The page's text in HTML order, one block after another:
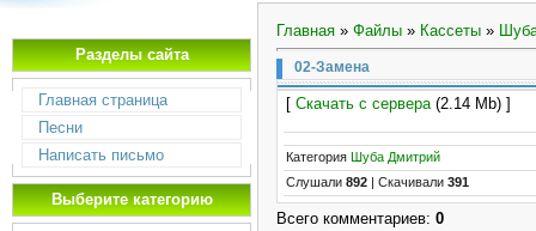
Разделы сайта
Главная страница
Песни
Написать письмо
Выберите категорию
Главная » Файлы » Кассеты »
02-Замена
[ Скачать с сервера(2.14 Mb) ]
Категория
Шуба Дмитрий
Слушали 892 Скачивали 391
Всего комментариев: 0